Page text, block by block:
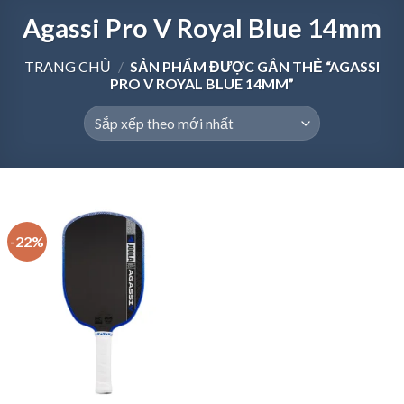
Agassi Pro V Royal Blue 14mm
TRANG CHỦ / SẢN PHẨM ĐƯỢC GẮN THẺ “AGASSI
PRO V ROYAL BLUE 14MM”
-22%